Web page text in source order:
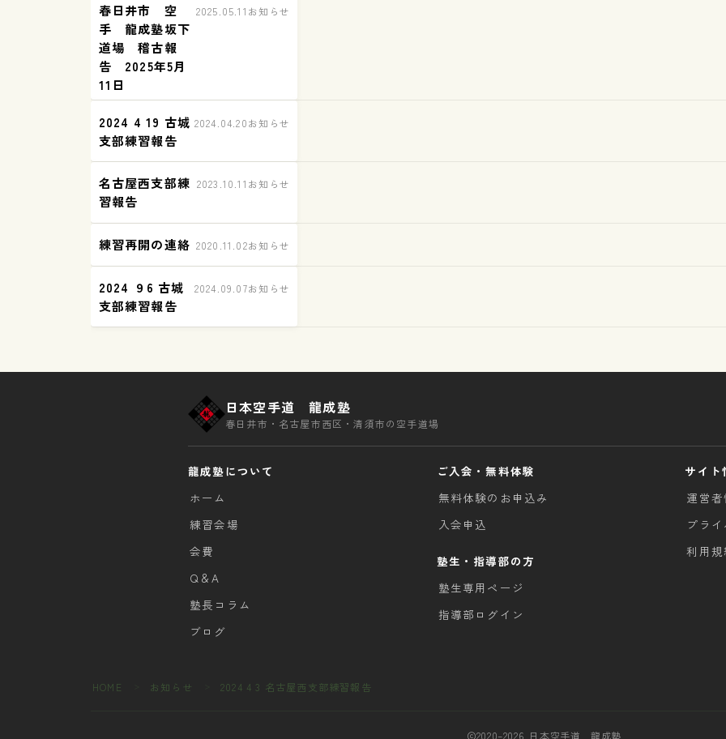
春日井市 空
手 龍成塾坂下
道場 稽古報
告 2025年5月
11日
2025.05.11 お知らせ
2024 4 19 古城
支部練習報告
2024.04.20お知らせ
名古屋西支部練
習報告
2023.10.11 お知らせ
練習再開の連絡 2020.11.02お知らせ
2024 ９6 古城
支部練習報告
2024.09.07お知らせ
日本空手道 龍成塾
春日井市・名古屋市西区・清須市の空手道場
龍成塾について
ホーム
練習会場
会費
Q＆A
塾長コラム
ブログ
ご入会・無料体験
無料体験のお申込み
入会申込
塾生・指導部の方
塾生専用ページ
指導部ログイン
サイト
運営者
プラ
利用規
HOME お知らせ 2024 4 3 名古屋西支部練習報告
2020–2026 日本空手道 龍成塾